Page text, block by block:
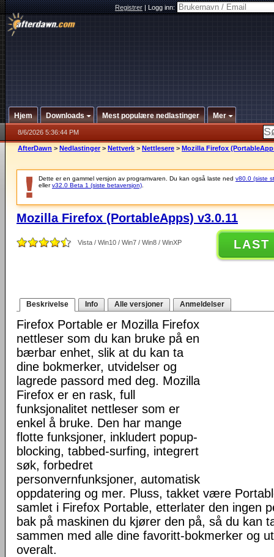
Registrer|Logg inn:
Hjem Downloads Mest populære nedlastinger Mer
8/6/2026 5:36:44 PM
AfterDawn > Nedlastinger > Nettverk > Nettlesere > Mozilla Firefox
Dette er en gammel versjon av programvaren. Du kan også laste ned v80.0 (siste
ellerv32.0 Beta 1 (siste betaversjon)
Mozilla Firefox (PortableApps) v3.0.11
Vista / Win10 / Win7 / Win8 / WinXP LAST
Beskrivelse Info Alle versjoner Anmeldelser
Firefox Portable er Mozilla Firefox
nettleser som du kan bruke på en
bærbar enhet, slik at du kan ta
dine bokmerker, utvidelser og
lagrede passord med deg. Mozilla
Firefox er en rask, full
funksjonalitet nettleser som er
enkel å bruke. Den har mange
flotte funksjoner, inkludert popup-
blocking, tabbed-surfing, integrert
søk, forbedret
personvernfunksjoner, automatisk
oppdatering og mer. Pluss, takket være
samlet i Firefox Portable, etterlater den ingen
bak på maskinen du kjører den på, så du kan
sammen med alle dine favoritt-bokmerker og
overalt.